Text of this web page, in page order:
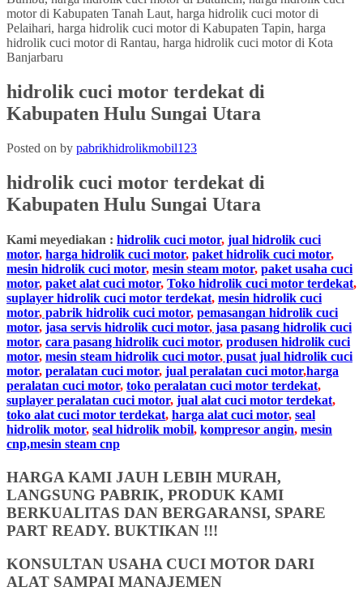
hidrolik cuci motor terdekat di
Kabupaten Hulu Sungai Utara
Posted on by pabrikhidrolikmobil123
hidrolik cuci motor terdekat di
Kabupaten Hulu Sungai Utara
Kami meyediakan : hidrolik cuci motor, jual hidrolik cuci
motor, harga hidrolik cuci motor, paket hidrolik cuci motor,
mesin hidrolik cuci motor, mesin steam motor, paket usaha cuci
motor, paket alat cuci motor, Toko hidrolik cuci motor terdekat,
suplayer hidrolik cuci motor terdekat, mesin hidrolik cuci
motor, pabrik hidrolik cuci motor, pemasangan hidrolik cuci
motor, jasa servis hidrolik cuci motor, jasa pasang hidrolik cuci
motor, cara pasang hidrolik cuci motor, produsen hidrolik cuci
motor, mesin steam hidrolik cuci motor, pusat jual hidrolik cuci
motor, peralatan cuci motor, jual peralatan cuci motor,harga
peralatan cuci motor, toko peralatan cuci motor terdekat,
suplayer peralatan cuci motor, jual alat cuci motor terdekat,
toko alat cuci motor terdekat, harga alat cuci motor, seal
hidrolik motor, seal hidrolik mobil, kompresor angin, mesin
cnp,mesin steam cnp
HARGA KAMI JAUH LEBIH MURAH,
LANGSUNG PABRIK, PRODUK KAMI
BERKUALITAS DAN BERGARANSI, SPARE
PART READY. BUKTIKAN !!!
KONSULTAN USAHA CUCI MOTOR DARI
ALAT SAMPAI MANAJEMEN